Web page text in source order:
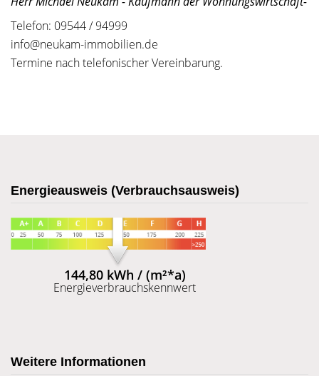
Telefon: 09544 / 94999
info@neukam-immobilien.de
Termine nach telefonischer Vereinbarung.
Energieausweis (Verbrauchsausweis)
144,80 kWh / (m²*a)
Energieverbrauchskennwert
Weitere Informationen